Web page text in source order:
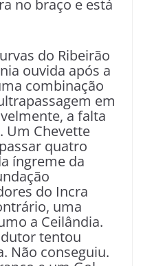
no braço e está
do Ribeirão
ouvida após a
combinação
em
a falta
Um Chevette
quatro
íngreme da
do Incra
uma
a Ceilândia.
tentou
Não conseguiu.